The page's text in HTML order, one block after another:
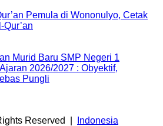
Pemula di Wononulyo, Cetak
Murid Baru SMP Negeri 1
2026/2027 : Obyektif,
Pungli
Reserved |
Indonesia